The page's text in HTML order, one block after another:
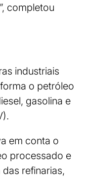
completou
industriais
o petróleo
gasolina e
em conta o
processado e
refinarias,